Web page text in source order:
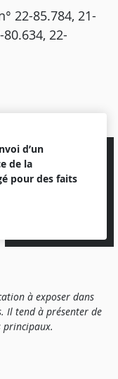
22-85.784, 21-
22-
d’un
de la
pour des faits
à exposer dans
Il tend à présenter de
principaux.